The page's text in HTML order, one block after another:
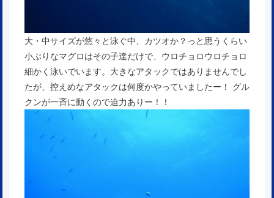
大・中サイズが悠々と泳ぐ中、カツオか？っと思うくらい
小ぶりなマグロはその子達だけで、ウロチョロウロチョロ
細かく泳いでいます。大きなアタックではありませんでし
たが、控えめなアタックは何度かやっていましたー！ グル
クンが一斉に動くので迫力ありー！！